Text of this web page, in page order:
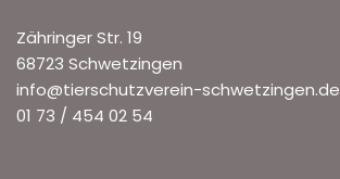
Zähringer Str. 19
68723 Schwetzingen
info@tierschutzverein-schwetzingen.de
01 73 / 454 02 54